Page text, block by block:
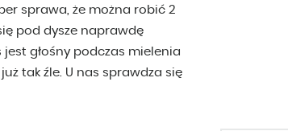
sprawa, że można robić 2
pod dysze naprawdę
jest głośny podczas mielenia
tak źle. U nas sprawdza się